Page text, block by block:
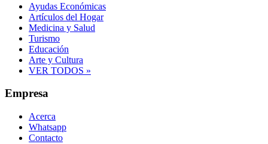
Ayudas Económicas
Artículos del Hogar
Medicina y Salud
Turismo
Educación
Arte y Cultura
VER TODOS »
Empresa
Acerca
Whatsapp
Contacto